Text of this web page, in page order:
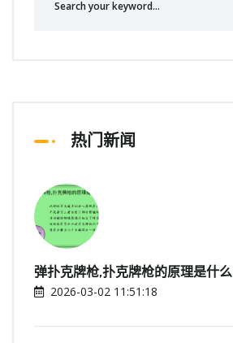
热门新闻
弹扑克牌枪,扑克牌枪的原理是什么
2026-03-02 11:51:18